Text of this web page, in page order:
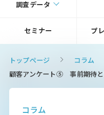
調査データ
セミナー プ
トップページ
コラム
顧客アンケート⑤ 事前期待と
コラム